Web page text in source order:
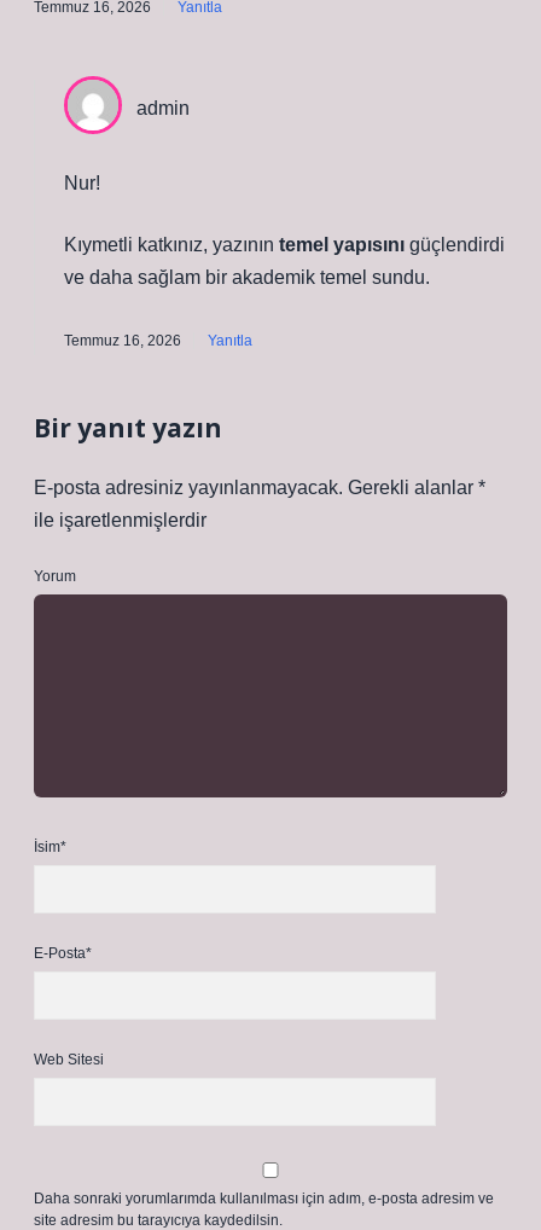
Temmuz 16, 2026 Yanıtla
admin
Nur!
Kıymetli katkınız, yazının temel yapısını güçlendirdi
ve daha sağlam bir akademik temel sundu.
Temmuz 16, 2026 Yanıtla
Bir yanıt yazın
E-posta adresiniz yayınlanmayacak. Gerekli alanlar *
ile işaretlenmişlerdir
Yorum
İsim*
E-Posta*
Web Sitesi
Daha sonraki yorumlarımda kullanılması için adım, e-posta adresim ve
site adresim bu tarayıcıya kaydedilsin.